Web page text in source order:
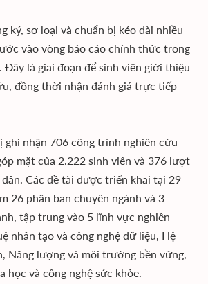
ký, sơ loại và chuẩn bị kéo dài nhiều
vào vòng báo cáo chính thức trong
Đây là giai đoạn để sinh viên giới thiệu
đồng thời nhận đánh giá trực tiếp
ghi nhận 706 công trình nghiên cứu
mặt của 2.222 sinh viên và 376 lượt
Các đề tài được triển khai tại 29
26 phân ban chuyên ngành và 3
tập trung vào 5 lĩnh vực nghiên
nhân tạo và công nghệ dữ liệu, Hệ
Năng lượng và môi trường bền vững,
học và công nghệ sức khỏe.